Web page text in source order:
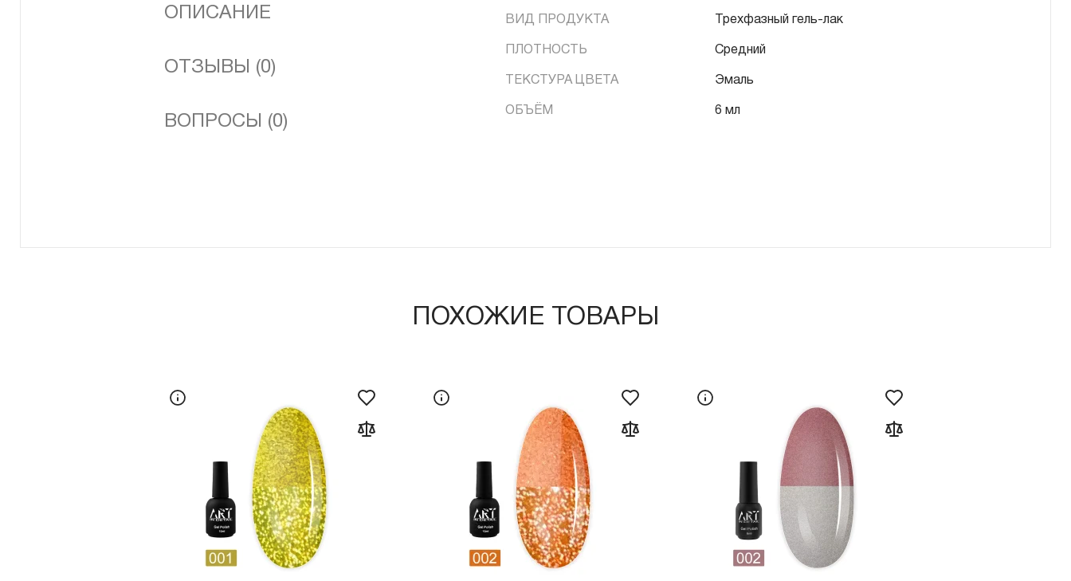
ОПИСАНИЕ
ОТЗЫВЫ (0)
ВОПРОСЫ (0)
ВИД ПРОДУКТА Трехфазный гель-лак
ПЛОТНОСТЬ Средний
ТЕКСТУРА ЦВЕТА Эмаль
ОБЪЁМ 6 мл
ПОХОЖИЕ ТОВАРЫ